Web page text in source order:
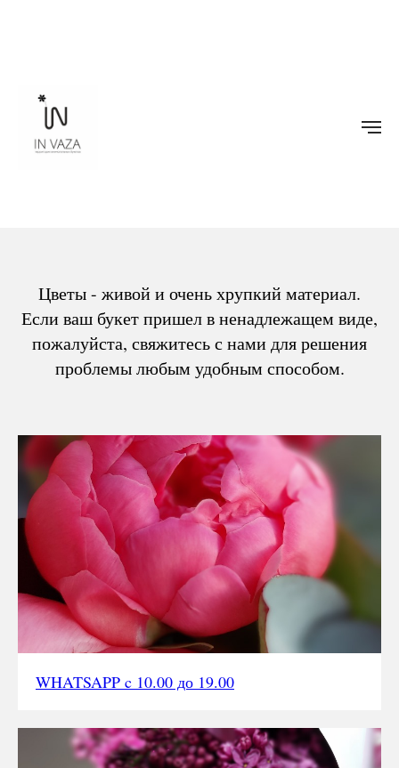
Цветы - живой и очень хрупкий материал.
Если ваш букет пришел в ненадлежащем виде,
пожалуйста, свяжитесь с нами для решения
проблемы любым удобным способом.
WHATSAPP c 10.00 до 19.00